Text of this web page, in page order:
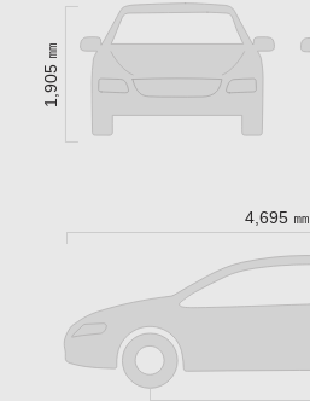
1,905 ㎜
4,695 ㎜